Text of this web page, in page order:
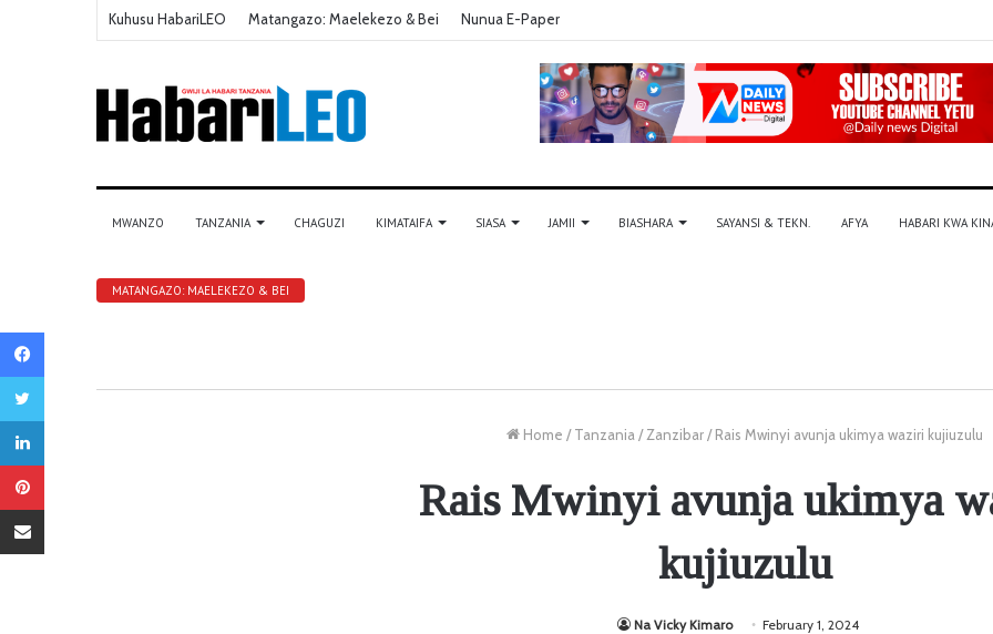
Kuhusu HabariLEO Matangazo: Maelekezo & Bei Nunua E-Paper
MWANZO TANZANIA CHAGUZI KIMATAIFA SIASA JAMII BIASHARA SAYANSI & TEKN. AFYA HABARI KWA
MATANGAZO: MAELEKEZO & BEI
Home / Tanzania / Zanzibar/ Rais Mwinyi avunja ukimya waziri kujiuzulu
Rais Mwinyi avunja ukimya
kujiuzulu
Na Vicky Kimaro February 1, 2024